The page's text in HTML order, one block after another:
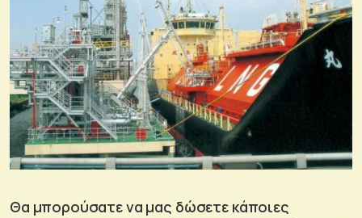
Θα μπορούσατε να μας δώσετε κάποιες